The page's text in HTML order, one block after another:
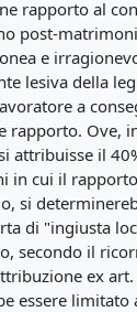
rapporto al
post-
e
lesiva della
a
rapporto. Ove,
attribuisse il
in cui il
si
di "ingiusta
secondo il
ex
essere limitato